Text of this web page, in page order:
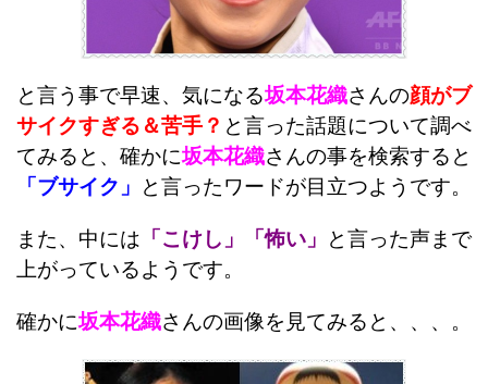
と言う事で早速、気になる坂本花織さんの顔がブ
サイクすぎる＆苦手？ と言った話題について調べ
てみると、確かに坂本花織さんの事を検索すると
「ブサイク」
と言ったワードが目立つようです。
また、中には 「こけし」「怖い」
と言った声まで
上がっているようです。
確かに坂本花織さんの画像を見てみると、、、。